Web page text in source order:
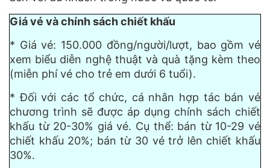
Giá vé và chính sách chiết khấu
* Giá vé: 150.000 đồng/người/lượt, bao gồm vé
xem biểu diễn nghệ thuật và quà tặng kèm theo
(miễn phí vé cho trẻ em dưới 6 tuổi).
* Đối với các tổ chức, cá nhân hợp tác bán vé
chương trình sẽ được áp dụng chính sách chiết
khấu từ 20-30% giá vé. Cụ thể: bán từ 10-29 vé
chiết khấu 20%; bán từ 30 vé trở lên chiết khấu
30%.